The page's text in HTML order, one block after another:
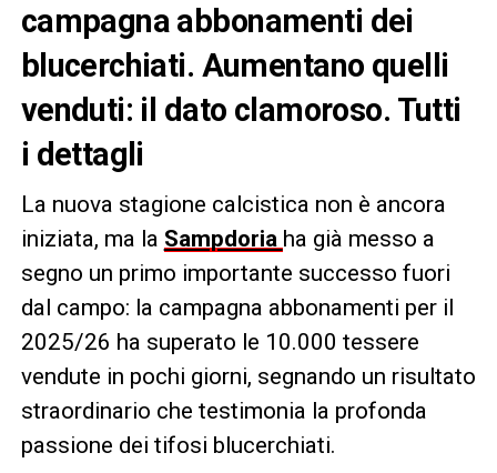
campagna abbonamenti dei
blucerchiati. Aumentano quelli
venduti: il dato clamoroso. Tutti
i dettagli
La nuova stagione calcistica non è ancora
iniziata, ma la Sampdoria ha già messo a
segno un primo importante successo fuori
dal campo: la campagna abbonamenti per il
2025/26 ha superato le 10.000 tessere
vendute in pochi giorni, segnando un risultato
straordinario che testimonia la profonda
passione dei tifosi blucerchiati.